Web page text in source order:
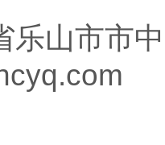
乐山市市